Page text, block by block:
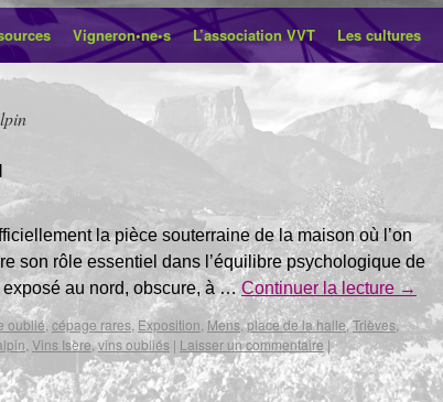
Vigneron•ne•s L’association VVT Les cultures
la pièce souterraine de la maison où l’on
son rôle essentiel dans l’équilibre psychologique de
exposé au nord, obscure, à …Continuer la lecture →
oublié, cépage rares, Exposition Mens,place de la halle,Trièves,
Vins Isère,vins oubliés | Laisser un commentaire |